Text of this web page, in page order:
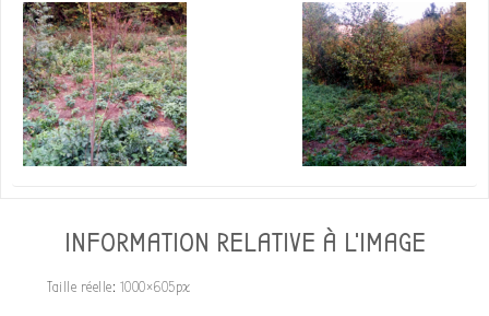
INFORMATION RELATIVE À L'IMAGE
Taille réelle: 1000×605px